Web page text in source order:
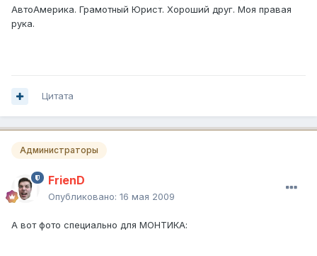
АвтоАмерика. Грамотный Юрист. Хороший друг. Моя правая
рука.
Цитата
Администраторы
FrienD
Опубликовано: 16 мая 2009
А вот фото специально для МОНТИКА: